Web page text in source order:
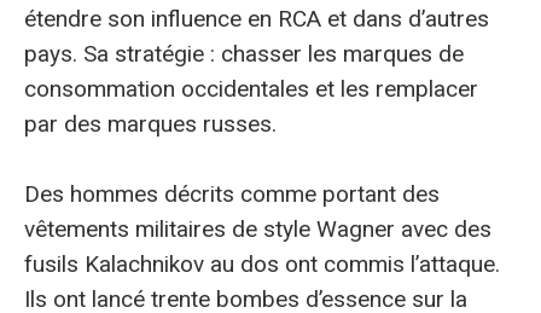
étendre son influence en RCA et dans d’autres
pays. Sa stratégie : chasser les marques de
consommation occidentales et les remplacer
par des marques russes.
Des hommes décrits comme portant des
vêtements militaires de style Wagner avec des
fusils Kalachnikov au dos ont commis l’attaque.
Ils ont lancé trente bombes d’essence sur la